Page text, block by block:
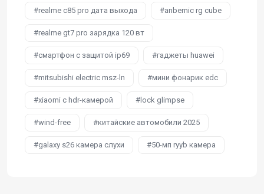
realme c85 pro дата выхода anbernic rg cube
realme gt7 pro зарядка 120 вт
смартфон с защитой ip69 гаджеты huawei
mitsubishi electric msz-ln мини фонарик edc
xiaomi с hdr-камерой lock glimpse
wind-free китайские автомобили 2025
galaxy s26 камера слухи 50-мп ryyb камера